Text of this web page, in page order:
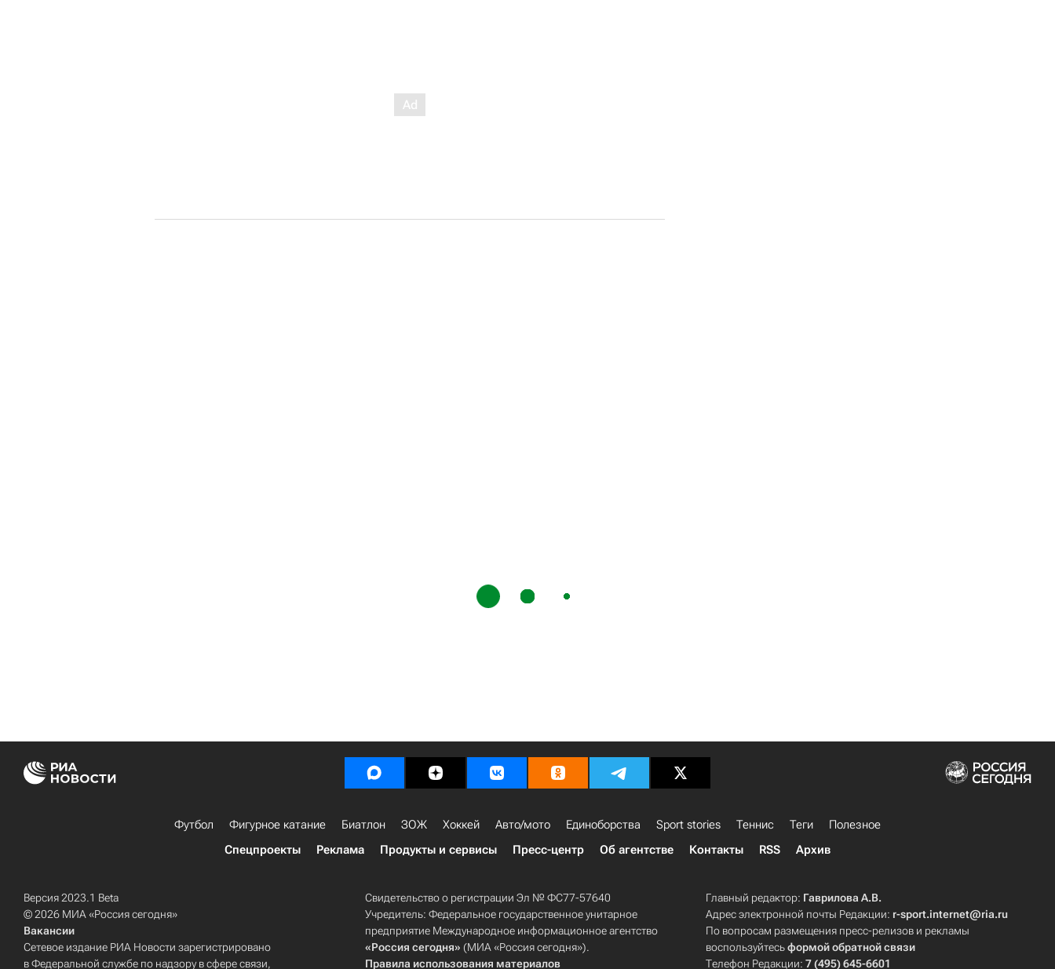
Футбол Фигурное катание Биатлон ЗОЖ Хоккей Авто/мото Единоборства Sport stories Теннис Теги
Полезное
Спецпроекты
Реклама Продукты и сервисы Пресс-центр Об агентстве Контакты RSS Архив
Версия 2023.1 Beta
© 2026 МИА «Россия сегодня»
Вакансии
Сетевое издание РИА Новости зарегистрировано
в Федеральной службе по надзору в сфере связи,
Свидетельство о регистрации Эл № ФС77-57640
Учредитель: Федеральное государственное унитарное
предприятие Международное информационное агентство
«Россия сегодня» (МИА «Россия сегодня»).
Правила использования материалов
Главный редактор: Гаврилова А.В.
Адрес электронной почты Редакции: r-sport.internet@ria.ru
По вопросам размещения пресс-релизов и рекламы
воспользуйтесьформой обратной связи
Телефон Редакции:7 (495) 645-6601